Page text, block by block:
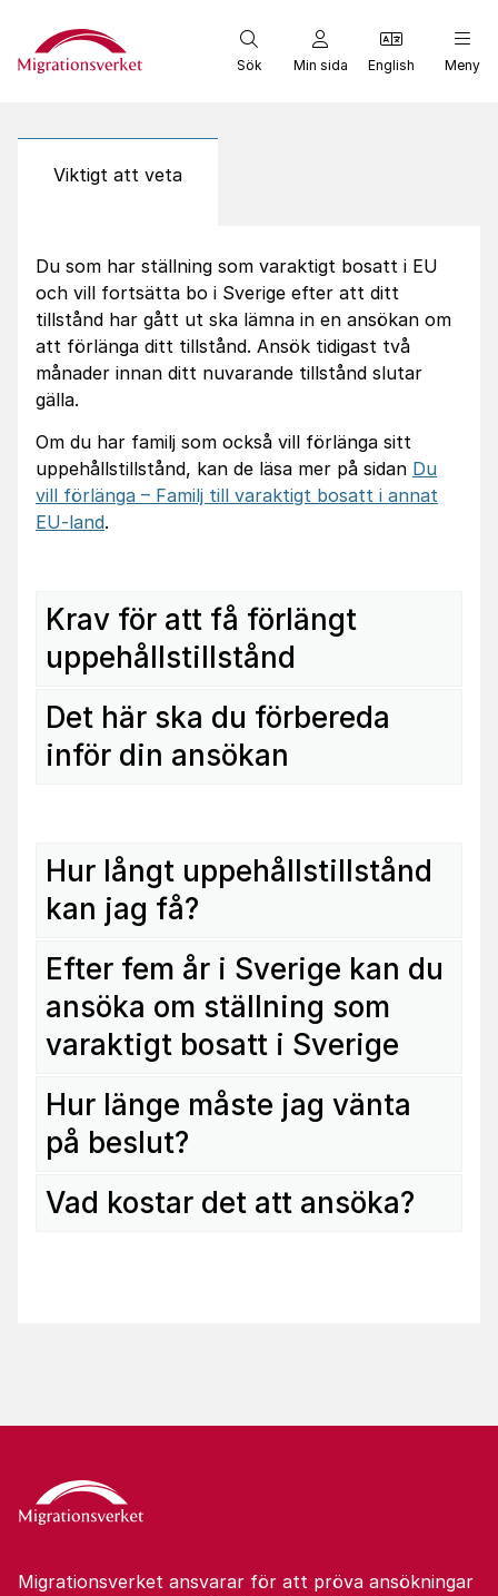
Start
Sök Min sida English Meny
Viktigt att veta
Du som har ställning som varaktigt bosatt i EU
och vill fortsätta bo i Sverige efter att ditt
tillstånd har gått ut ska lämna in en ansökan om
att förlänga ditt tillstånd. Ansök tidigast två
månader innan ditt nuvarande tillstånd slutar
gälla.
Om du har familj som också vill förlänga sitt
uppehållstillstånd, kan de läsa mer på sidan Du
vill förlänga – Familj till varaktigt bosatt i annat
EU-land.
Krav för att få förlängt
uppehållstillstånd
Det här ska du förbereda
inför din ansökan
Hur långt uppehållstillstånd
kan jag få?
Efter fem år i Sverige kan du
ansöka om ställning som
varaktigt bosatt i Sverige
Hur länge måste jag vänta
på beslut?
Vad kostar det att ansöka?
Migrationsverket ansvarar för att pröva ansökningar